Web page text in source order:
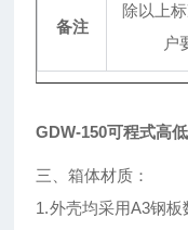
备注
除以上
户
GDW-150可程式高
三、箱体材质：
1.外壳均采用A3钢